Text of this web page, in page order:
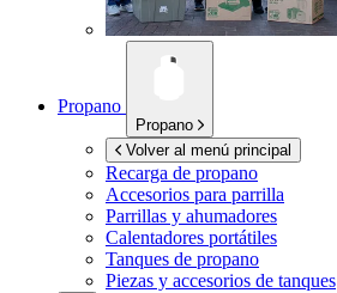
Propano
Propano
Volver al menú principal
Recarga de propano
Accesorios para parrilla
Parrillas y ahumadores
Calentadores portátiles
Tanques de propano
Piezas y accesorios de tanques